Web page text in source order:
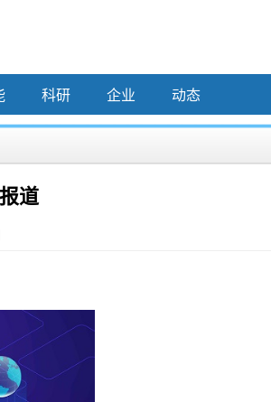
科研 企业 动态
道